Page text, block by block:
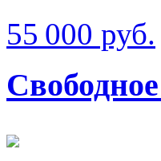
55 000 руб.